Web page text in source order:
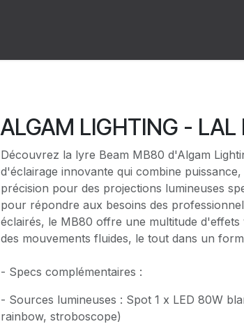
ALGAM LIGHTING -
Découvrez la lyre Beam MB80 d'Algam
d'éclairage innovante qui combine
précision pour des projections lumineuses
pour répondre aux besoins des
éclairés, le MB80 offre une multitude d'effets
des mouvements fluides, le tout dans un
- Specs complémentaires :
- Sources lumineuses : Spot 1 x LED 80W
rainbow, stroboscope)